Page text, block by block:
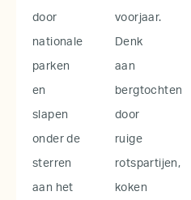
door
nationale
parken
en
slapen
onder de
sterren
aan het
voorjaar.
Denk
aan
bergtochten
door
ruige
rotspartijen,
koken